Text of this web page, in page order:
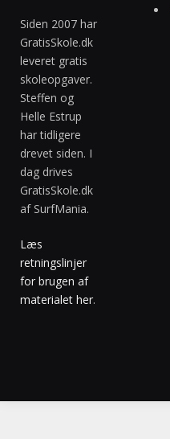
Siden 2007 har
GratisSkole.dk
leveret gratis
skoleopgaver.
Steffen og
Helle Estrup
har tidligere
drevet siden. I
dag drives
GratisSkole.dk
af SurfMania.
Læs
retningslinjer
for brugen af
materialet her.